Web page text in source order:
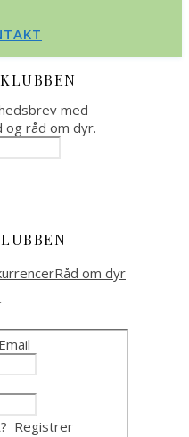
med
og råd om dyr.
Registrer